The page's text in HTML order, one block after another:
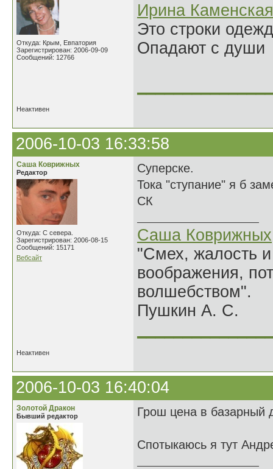
Откуда: Крым, Евпатория
Зарегистрирован: 2006-09-09
Сообщений: 12766
Ирина Каменская
Это строки
Опадают с души
Неактивен
2006-10-03 16:33:58
Саша Коврижных
Редактор
Откуда: С севера.
Зарегистрирован: 2006-08-15
Сообщений: 15171
Вебсайт
Суперске.
Тока "ступание" я б
СК
Саша Коврижных
"Смех, жалость
воображения,
волшебством".
Пушкин А. С.
Неактивен
2006-10-03 16:40:04
Золотой Дракон
Бывший редактор Грош цена в базарный
Спотыкаюсь я тут